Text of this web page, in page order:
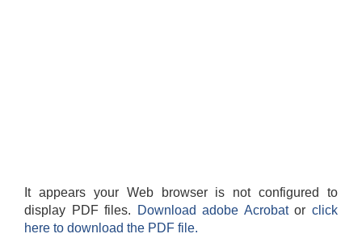
It appears your Web browser is not configured to
display PDF files.
Download adobe Acrobatorclick
here to download the PDF file.